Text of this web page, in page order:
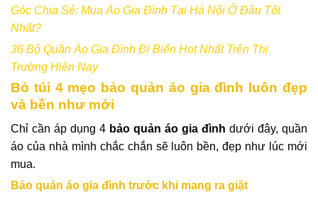
Góc Chia Sẻ: Mua Áo Gia Đình Tại Hà Nội Ở Đâu Tốt
Nhất?
36 Bộ Quần Áo Gia Đình Đi Biển Hot Nhất Trên Thị
Trường Hiện Nay
Bỏ túi 4 mẹo bảo quản áo gia đình luôn đẹp
và bền như mới
Chỉ cần áp dụng 4 bảo quản áo gia đình dưới đây, quần
áo của nhà mình chắc chắn sẽ luôn bền, đẹp như lúc mới
mua.
Bảo quản áo gia đình trước khi mang ra giặt